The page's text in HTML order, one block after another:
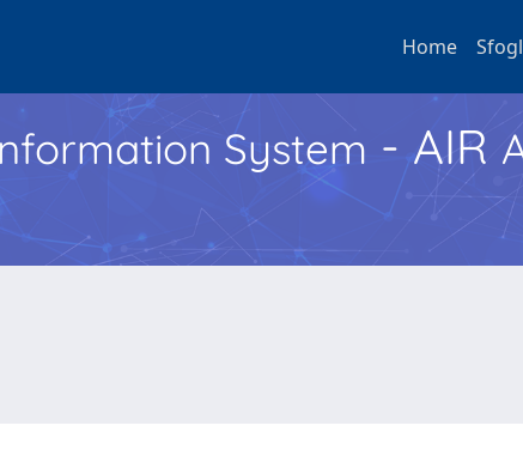
Home
System - AIR